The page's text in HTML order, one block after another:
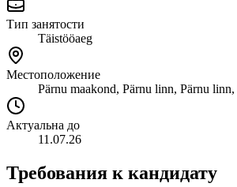
Тип занятости
Täistööaeg
Местоположение
Pärnu maakond, Pärnu linn, Pärnu
Актуальна до
11.07.26
Требования к кандидату